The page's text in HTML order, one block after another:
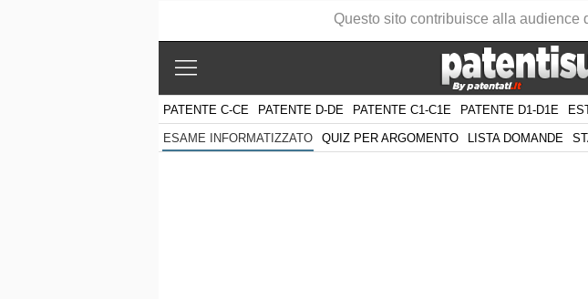
PATENTE C-CE PATENTE D-DE PATENTE C1-C1E PATENTE D1-D1E
ESAME INFORMATIZZATO QUIZ PER ARGOMENTO LISTA DOMANDE
Questo sito contribuisce alla audience